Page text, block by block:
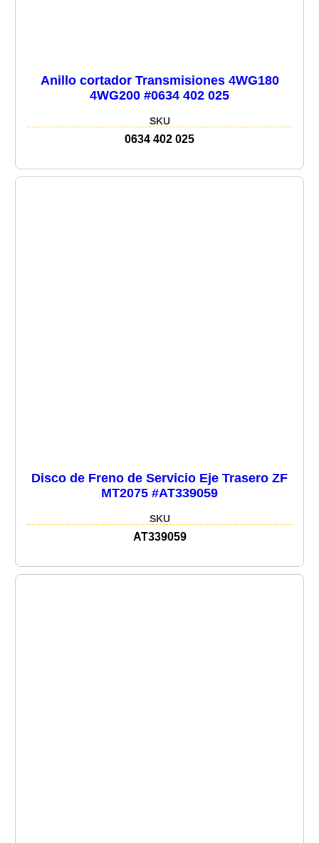
Anillo cortador Transmisiones 4WG180
4WG200 #0634 402 025
SKU
0634 402 025
Disco de Freno de Servicio Eje Trasero ZF
MT2075 #AT339059
SKU
AT339059